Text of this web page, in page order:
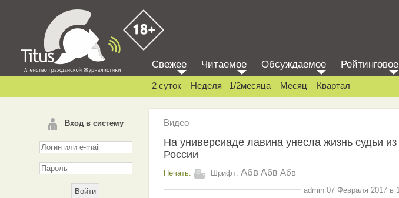
Вход в систему
Свежее Читаемое Обсуждаемое Рейтинговое
2 суток Неделя 1/2месяца Месяц Квартал
Видео
На универсиаде лавина унесла жизнь судьи из
России
Печать: Шрифт: Абв Абв Абв
admin 07 Февраля 2017 в